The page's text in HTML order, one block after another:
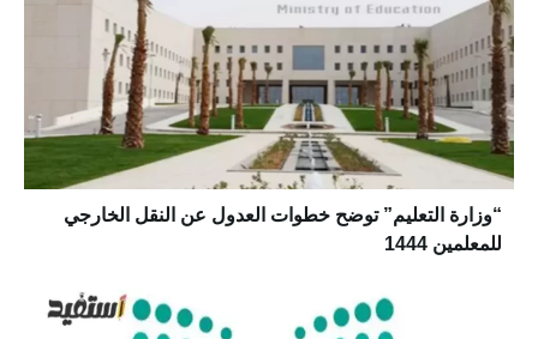
“وزارة التعليم” توضح خطوات العدول عن النقل الخارجي
للمعلمين 1444